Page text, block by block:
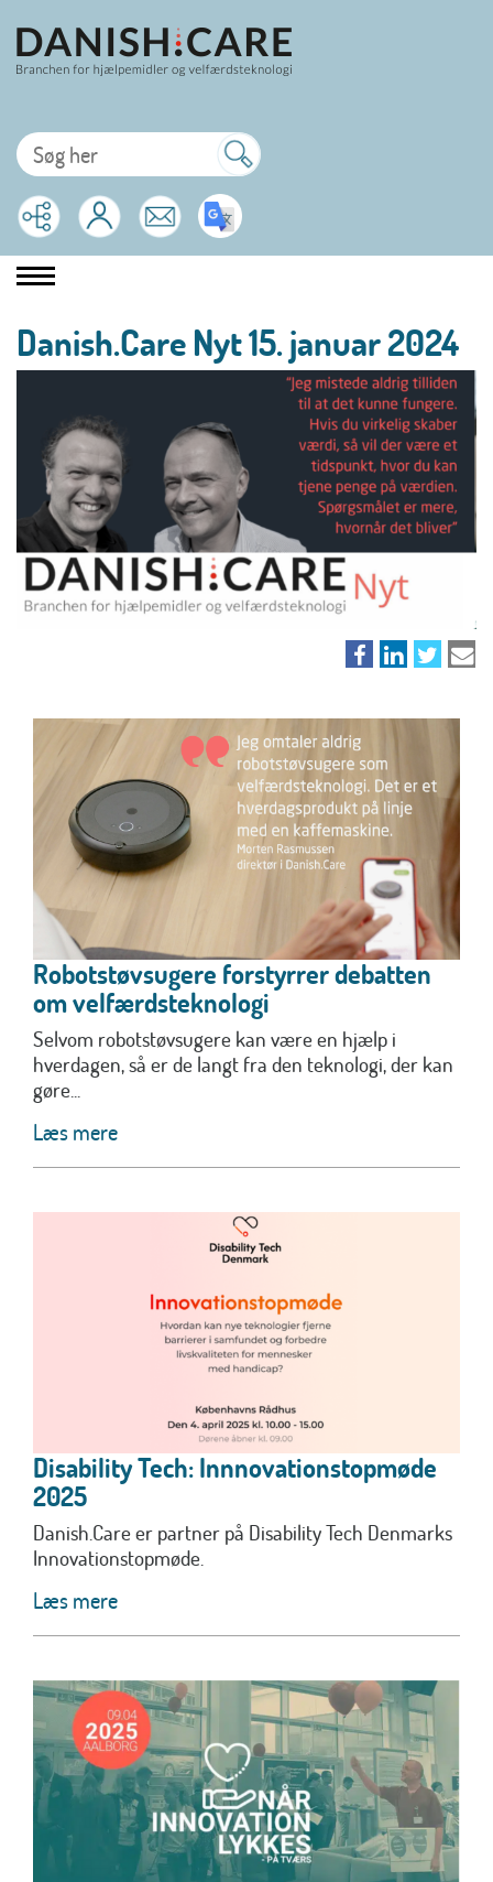
Danish.Care Nyt 15. januar 2024
Robotstøvsugere forstyrrer debatten
om velfærdsteknologi
Selvom robotstøvsugere kan være en hjælp i
hverdagen, så er de langt fra den teknologi, der kan
gøre...
Læs mere
Disability Tech: Innnovationstopmøde
2025
Danish.Care er partner på Disability Tech Denmarks
Innovationstopmøde.
Læs mere